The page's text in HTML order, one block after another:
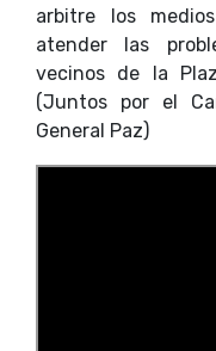
arbitre los
atender las
vecinos de la
(Juntos por el
General Paz)